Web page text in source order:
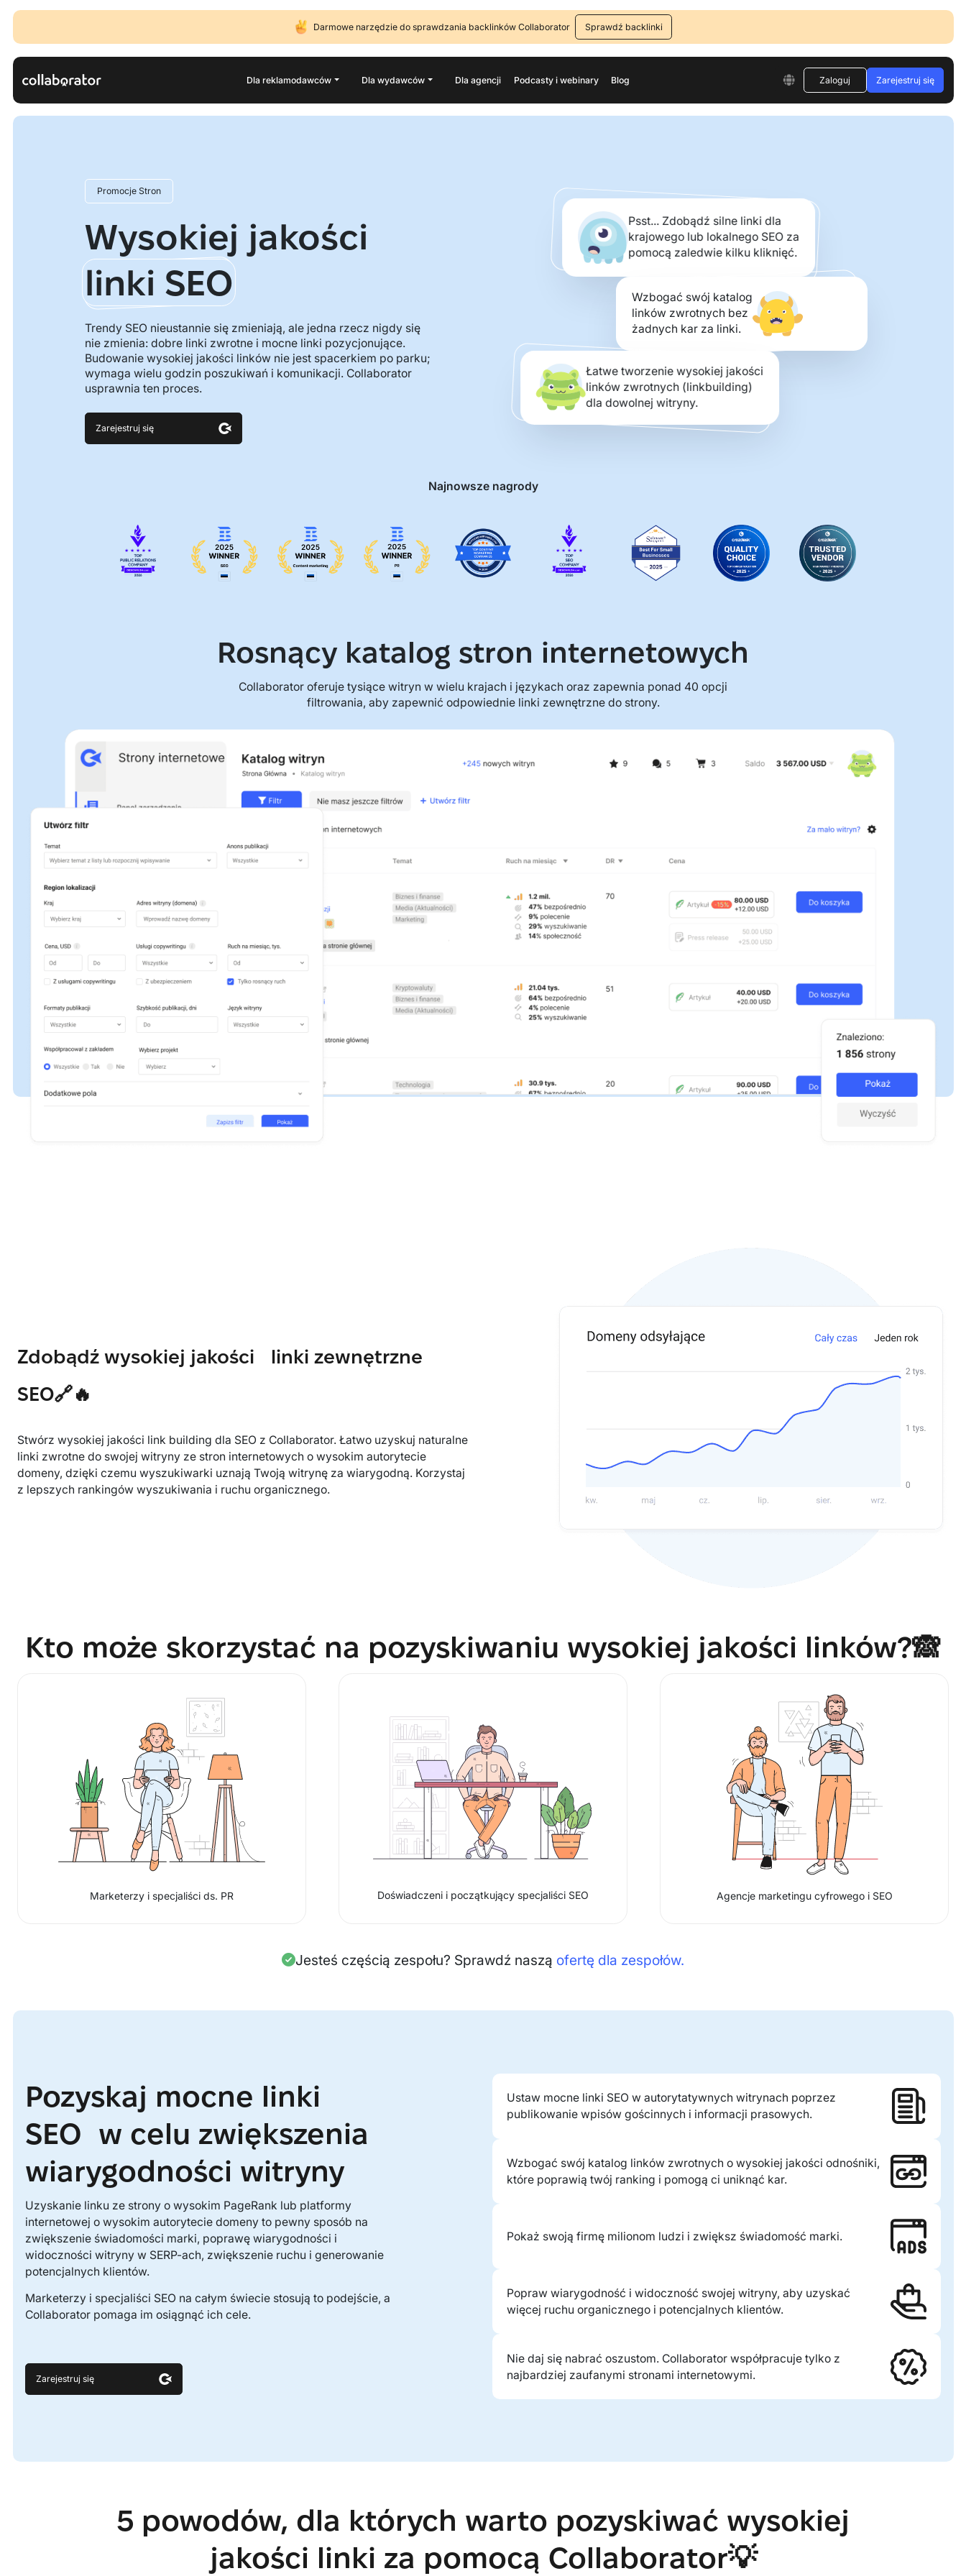
Darmowe narzędzie do sprawdzania backlinków Collaborator Sprawdź backlinki
Dla reklamodawców Dla wydawców Dla agencji Podcasty i webinary Blog Zaloguj Zarejestruj się
Promocje Stron
Wysokiej jakości
linkі SEO
Trendy SEO nieustannie się zmieniają, ale jedna rzecz nigdy się
nie zmienia: dobre linki zwrotne i mocne linki pozycjonujące.
Budowanie wysokiej jakości linków nie jest spacerkiem po parku;
wymaga wielu godzin poszukiwań i komunikacji. Collaborator
usprawnia ten proces.
Zarejestruj się
Psst... Zdobądź silne linki dla
krajowego lub lokalnego SEO za
pomocą zaledwie kilku kliknięć.
Wzbogać swój katalog
linków zwrotnych bez
żadnych kar za linki.
Łatwe tworzenie wysokiej jakości
linków zwrotnych (linkbuilding)
dla dowolnej witryny.
Najnowsze nagrody
Rosnący katalog stron internetowych
Collaborator oferuje tysiące witryn w wielu krajach i językach oraz zapewnia ponad 40 opcji
filtrowania, aby zapewnić odpowiednie linki zewnętrzne do strony.
Zdobądź wysokiej jakości linki zewnętrzne
SEO🔗🔥
Stwórz wysokiej jakości link building dla SEO z Collaborator. Łatwo uzyskuj naturalne
linki zwrotne do swojej witryny ze stron internetowych o wysokim autorytecie
domeny, dzięki czemu wyszukiwarki uznają Twoją witrynę za wiarygodną. Korzystaj
z lepszych rankingów wyszukiwania i ruchu organicznego.
Kto może skorzystać na pozyskiwaniu wysokiej jakości linków?🙈
Marketerzy i specjaliści ds. PR Doświadczeni i początkujący specjaliści SEO Agencje marketingu cyfrowego i SEO
Jesteś częścią zespołu? Sprawdź naszą ofertę dla zespołów.
Pozyskaj mocne linki
SEO w celu zwiększenia
wiarygodności witryny
Uzyskanie linku ze strony o wysokim PageRank lub platformy
internetowej o wysokim autorytecie domeny to pewny sposób na
zwiększenie świadomości marki, poprawę wiarygodności i
widoczności witryny w SERP-ach, zwiększenie ruchu i generowanie
potencjalnych klientów.
Marketerzy i specjaliści SEO na całym świecie stosują to podejście, a
Collaborator pomaga im osiągnąć ich cele.
Zarejestruj się
Ustaw mocne linki SEO w autorytatywnych witrynach poprzez
publikowanie wpisów gościnnych i informacji prasowych.
Wzbogać swój katalog linków zwrotnych o wysokiej jakości odnośniki,
które poprawią twój ranking i pomogą ci uniknąć kar.
Pokaż swoją firmę milionom ludzi i zwiększ świadomość marki.
Popraw wiarygodność i widoczność swojej witryny, aby uzyskać
więcej ruchu organicznego i potencjalnych klientów.
Nie daj się nabrać oszustom. Collaborator współpracuje tylko z
najbardziej zaufanymi stronami internetowymi.
5 powodów, dla których warto pozyskiwać wysokiej
jakości linki za pomocą Collaborator💡